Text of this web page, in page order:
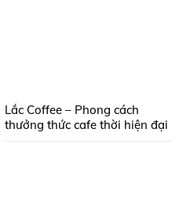
Lắc Coffee – Phong cách
thưởng thức cafe thời hiện đại